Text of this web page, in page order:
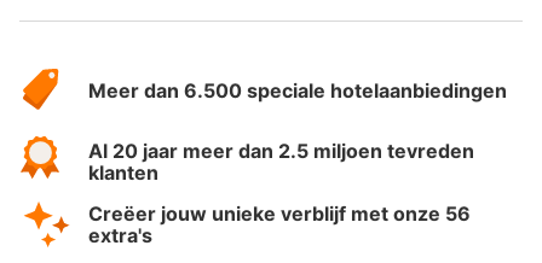
HotelSpecials
Meer dan 6.500 speciale hotelaanbiedingen
Al 20 jaar meer dan 2.5 miljoen tevreden
klanten
Creëer jouw unieke verblijf met onze 56
extra's